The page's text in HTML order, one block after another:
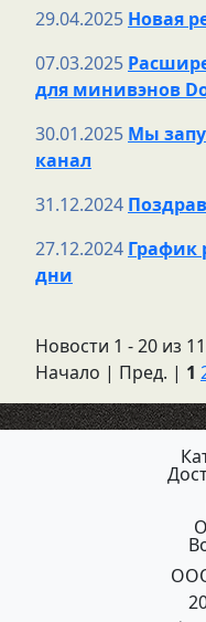
29.04.2025 Новая
07.03.2025
для минивэнов
30.01.2025 Мы
канал
31.12.2024
27.12.2024 График
дни
Новости 1 - 20 из
Начало | Пред. | 1